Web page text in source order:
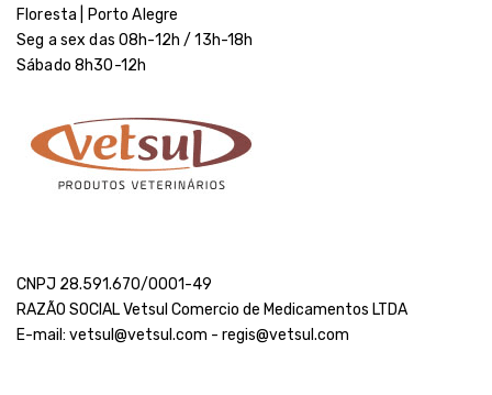
Floresta | Porto Alegre
Seg a sex das 08h-12h / 13h-18h
Sábado 8h30-12h
CNPJ 28.591.670/0001-49
RAZÃO SOCIAL Vetsul Comercio de Medicamentos LTDA
E-mail: vetsul@vetsul.com - regis@vetsul.com